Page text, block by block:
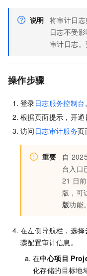
说明 将审计日
日志不受
审计日志
操作步骤
登录日志服务控制台。
根据页面提示，开通
访问 日志审计服务页
重要 自 2025
台入口
21 日
版，可
版功能
在左侧导航栏，选择
骤配置审计信息。
在中心项目
化存储的目标地